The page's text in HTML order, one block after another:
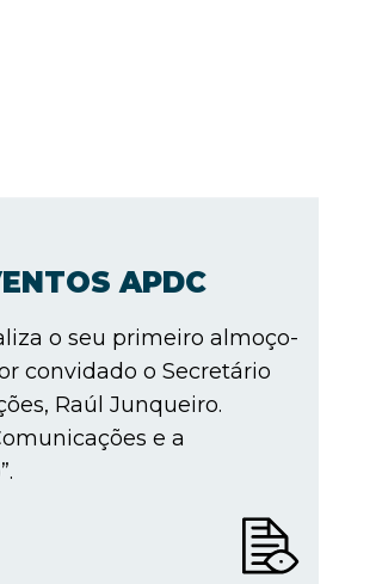
APDC
o seu primeiro almoço-
convidado o Secretário
Raúl Junqueiro.
e a